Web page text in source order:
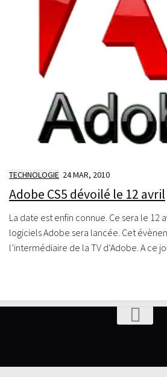
TECHNOLOGIE 24 MAR, 2010
Adobe CS5 dévoilé le 12 avril
La date est enfin connue. Ce sera le 12
logiciels Adobe sera lancée. Cet
l’intermédiaire de la TV d’Adobe. A ce